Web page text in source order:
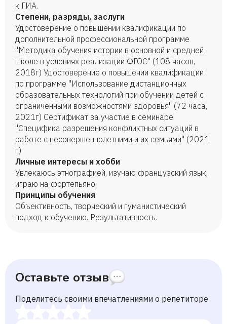
к ГИА.
Степени, разряды, заслуги
Удостоверение о повышении квалификации по
дополнительной профессиональной программе
"Методика обучения истории в основной и средней
школе в условиях реализации ФГОС" (108 часов,
2018г) Удостоверение о повышении квалификации
по программе "Использование дистанционных
образовательных технологий при обучении детей с
ограниченными возможностями здоровья" (72 часа,
2021г) Сертификат за участие в семинаре
"Специфика разрешения конфликтных ситуаций в
работе с несовершеннолетними и их семьями" (2021
г)
Личные интересы и хобби
Увлекаюсь этнографией, изучаю французский язык,
играю на фортепьяно.
Принципы обучения
Объективность, творческий и гуманистический
подход к обучению. Результативность.
Оставьте отзыв
Поделитесь своими впечатлениями о репетиторе